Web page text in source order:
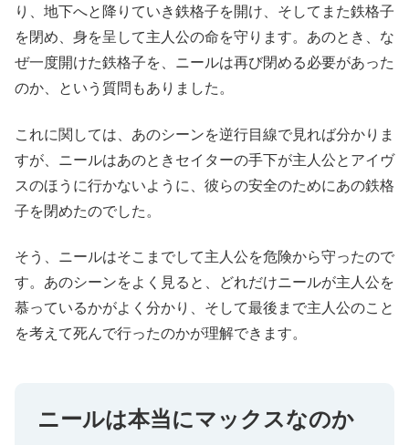
り、地下へと降りていき鉄格子を開け、そしてまた鉄格子
を閉め、身を呈して主人公の命を守ります。あのとき、な
ぜ一度開けた鉄格子を、ニールは再び閉める必要があった
のか、という質問もありました。
これに関しては、あのシーンを逆行目線で見れば分かりま
すが、ニールはあのときセイターの手下が主人公とアイヴ
スのほうに行かないように、彼らの安全のためにあの鉄格
子を閉めたのでした。
そう、ニールはそこまでして主人公を危険から守ったので
す。あのシーンをよく見ると、どれだけニールが主人公を
慕っているかがよく分かり、そして最後まで主人公のこと
を考えて死んで行ったのかが理解できます。
ニールは本当にマックスなのか